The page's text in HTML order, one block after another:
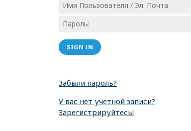
SIGN IN
Забыли пароль?
У вас нет учетной записи?
Зарегистрируйтесь!